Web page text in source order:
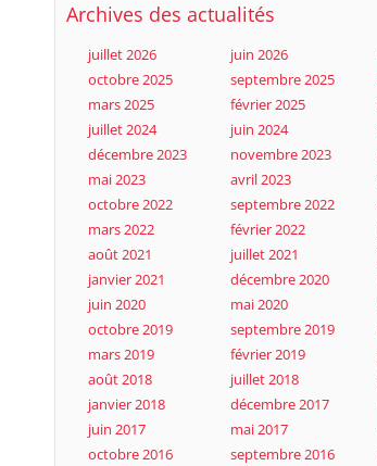
Archives des actualités
juillet 2026 juin 2026
octobre 2025
septembre 2025
mars 2025
février 2025
juillet 2024
juin 2024
décembre 2023
novembre 2023
mai 2023
avril 2023
octobre 2022
septembre 2022
mars 2022
février 2022
août 2021
juillet 2021
janvier 2021
décembre 2020
juin 2020
mai 2020
octobre 2019
septembre 2019
mars 2019
février 2019
août 2018
juillet 2018
janvier 2018
décembre 2017
juin 2017
mai 2017
octobre 2016
septembre 2016